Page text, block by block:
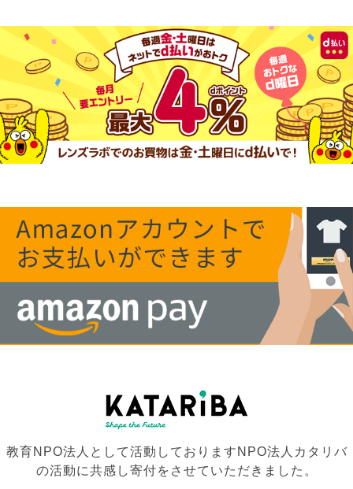
教育NPO法人として活動しておりますNPO法人カタリバ
の活動に共感し寄付をさせていただきました。